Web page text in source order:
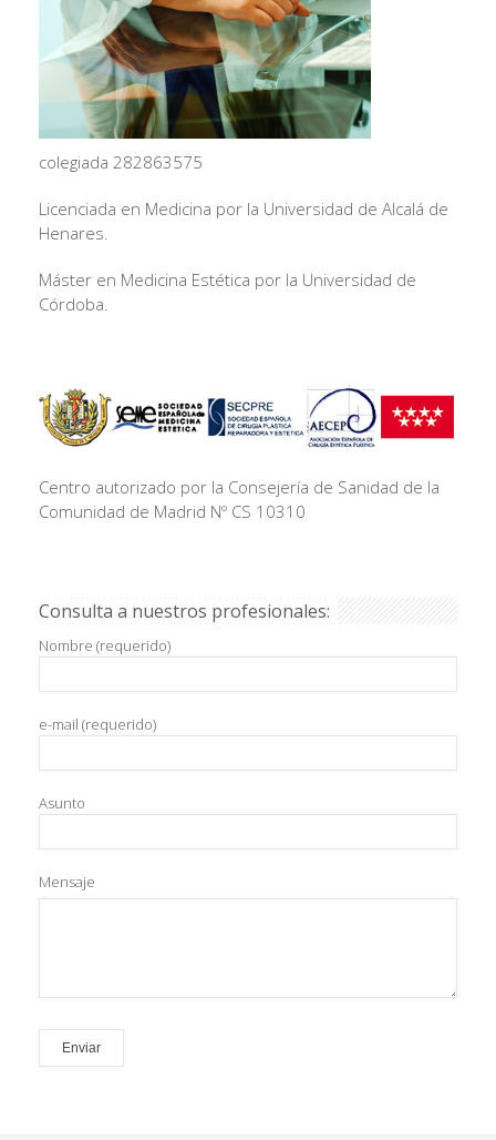
colegiada 282863575
Licenciada en Medicina por la Universidad de Alcalá de
Henares.
Máster en Medicina Estética por la Universidad de
Córdoba.
Centro autorizado por la Consejería de Sanidad de la
Comunidad de Madrid Nº CS 10310
Consulta a nuestros profesionales:
Nombre (requerido)
e-mail (requerido)
Asunto
Mensaje